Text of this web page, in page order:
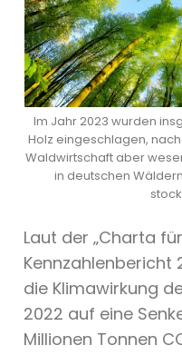
Im Jahr 2023 wurden
Holz eingeschlagen,
Waldwirtschaft aber
in deutschen
Laut der „Charta
Kennzahlenbericht
die Klimawirkung
2022 auf eine
Millionen Tonnen